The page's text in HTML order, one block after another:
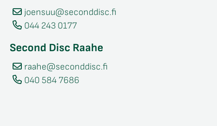
joensuu@seconddisc.fi
044 243 0177
Second Disc Raahe
raahe@seconddisc.fi
040 584 7686